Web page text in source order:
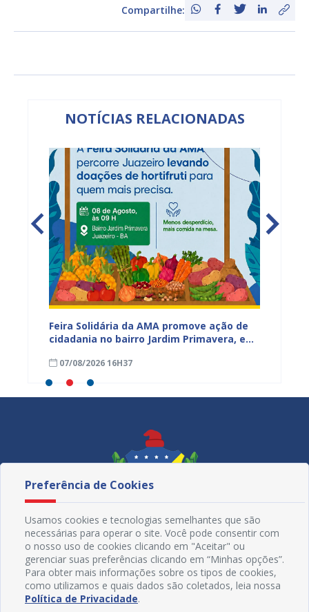
Compartilhe:
NOTÍCIAS RELACIONADAS
Feira Solidária da AMA promove ação de
cidadania no bairro Jardim Primavera, em
07/08/2026 16H37
Redes Sociais
Preferência de Cookies
Usamos cookies e tecnologias semelhantes que são
necessárias para operar o site. Você pode consentir com
o nosso uso de cookies clicando em "Aceitar" ou
gerenciar suas preferências clicando em “Minhas opções”.
Para obter mais informações sobre os tipos de cookies,
como utilizamos e quais dados são coletados, leia nossa
Política de Privacidade.